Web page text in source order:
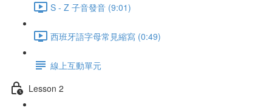
S - Z 子音發音 (9:01)
西班牙語字母常見縮寫 (0:49)
線上互動單元
Lesson 2